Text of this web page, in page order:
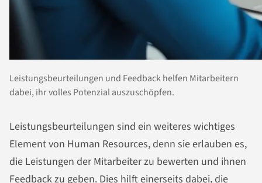
Leistungsbeurteilungen und Feedback helfen Mitarbeitern
dabei, ihr volles Potenzial auszuschöpfen.
Leistungsbeurteilungen sind ein weiteres wichtiges
Element von Human Resources, denn sie erlauben es,
die Leistungen der Mitarbeiter zu bewerten und ihnen
Feedback zu geben. Dies hilft einerseits dabei, die